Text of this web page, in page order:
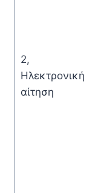
2,
Ηλεκτρονική
αίτηση